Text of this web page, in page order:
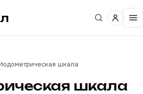
шкала
шкала